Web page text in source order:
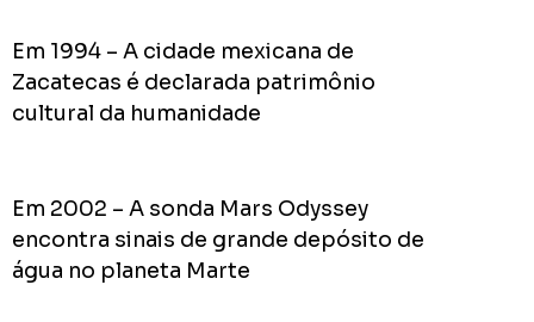
Em 1994 – A cidade mexicana de
Zacatecas é declarada patrimônio
cultural da humanidade
Em 2002 – A sonda Mars Odyssey
encontra sinais de grande depósito de
água no planeta Marte